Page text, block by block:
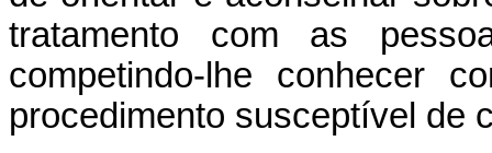
tratamento com as
competindo-lhe conhecer
procedimento susceptível de